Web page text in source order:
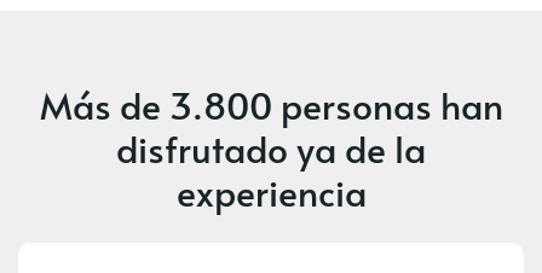
Más de 3.800 personas han
disfrutado ya de la
experiencia